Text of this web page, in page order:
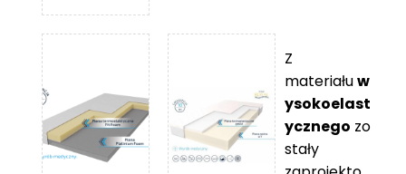
od
do
5
265 zł
Z
materiałuw
ysokoelast
ycznego zo
stały